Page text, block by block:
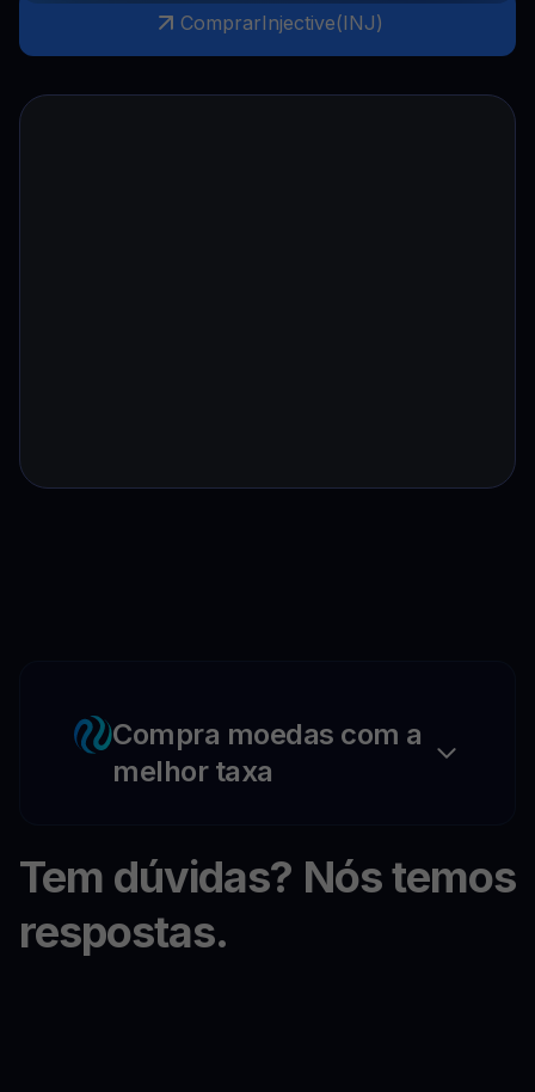
ComprarInjective(INJ)
Compra moedas com a
melhor taxa
Tem dúvidas? Nós temos
respostas.